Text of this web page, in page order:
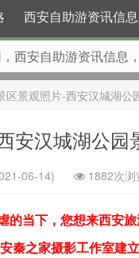
西安自助游资讯信息
西安自助游资讯信息
区景观照片-西安汉城湖公
安汉城湖公园
06-14) 1882次浏
的当下，您想来西安
秦之家摄影工作室建